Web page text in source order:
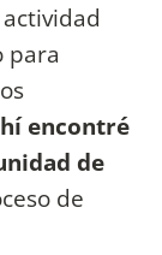
para
encontré
de
de